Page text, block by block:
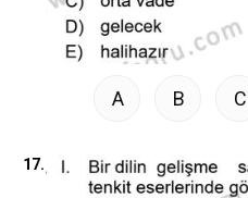
A B C
17.